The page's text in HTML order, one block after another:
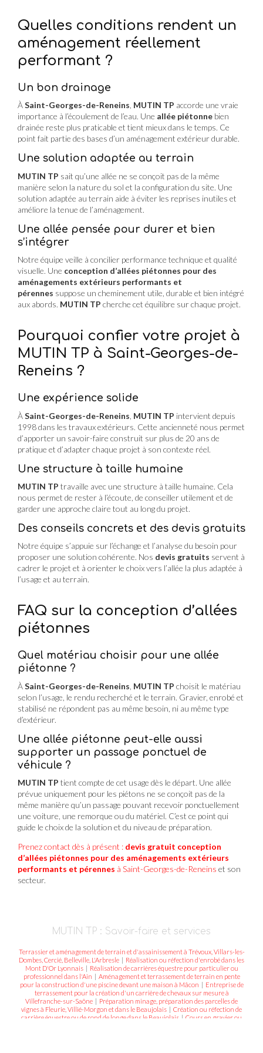
Quelles conditions rendent un
aménagement réellement
performant ?
Un bon drainage
ÀSaint-Georges-de-Reneins, MUTIN TP accorde une vraie
importance à l’écoulement de l’eau. Une allée piétonne bien
drainée reste plus praticable et tient mieux dans le temps. Ce
point fait partie des bases d’un aménagement extérieur durable.
Une solution adaptée au terrain
MUTIN TP sait qu’une allée ne se conçoit pas de la même
manière selon la nature du sol et la configuration du site. Une
solution adaptée au terrain aide à éviter les reprises inutiles et
améliore la tenue de l’aménagement.
Une allée pensée pour durer et bien
s’intégrer
Notre équipe veille à concilier performance technique et qualité
visuelle. Une conception d’allées piétonnes pour des
aménagements extérieurs performants et
pérennes suppose un cheminement utile, durable et bien intégré
aux abords. MUTIN TP cherche cet équilibre sur chaque projet.
Pourquoi confier votre projet à
MUTIN TP à Saint-Georges-de-
Reneins ?
Une expérience solide
ÀSaint-Georges-de-Reneins MUTIN TP intervient depuis
1998 dans les travaux extérieurs. Cette ancienneté nous permet
d’apporter un savoir-faire construit sur plus de 20 ans de
pratique et d’adapter chaque projet à son contexte réel.
Une structure à taille humaine
MUTIN TP travaille avec une structure à taille humaine. Cela
nous permet de rester à l’écoute, de conseiller utilement et de
garder une approche claire tout au long du projet.
Des conseils concrets et des devis gratuits
Notre équipe s’appuie sur l’échange et l’analyse du besoin pour
proposer une solution cohérente. Nos devis gratuits servent à
cadrer le projet et à orienter le choix vers l’allée la plus adaptée à
l’usage et au terrain.
FAQ sur la conception d’allées
piétonnes
Quel matériau choisir pour une allée
piétonne ?
ÀSaint-Georges-de-Reneins MUTIN TP choisit le matériau
selon l’usage, le rendu recherché et le terrain. Gravier, enrobé et
stabilisé ne répondent pas au même besoin, ni au même type
d’extérieur.
Une allée piétonne peut-elle aussi
supporter un passage ponctuel de
véhicule ?
MUTIN TP tient compte de cet usage dès le départ. Une allée
prévue uniquement pour les piétons ne se conçoit pas de la
même manière qu’un passage pouvant recevoir ponctuellement
une voiture, une remorque ou du matériel. C’est ce point qui
guide le choix de la solution et du niveau de préparation.
Prenez contact dès à présent : devis gratuit conception
d’allées piétonnes pour des aménagements extérieurs
performants et pérennes à Saint-Georges-de-Reneins et son
secteur.
MUTIN TP : Savoir-faire et services
Terrassier et aménagement de terrain et d'assainissement à Trévoux, Villars-les-
Dombes, Cercié, Belleville, L'Arbresle
Réalisation ou réfection d'enrobé dans les
Mont D'Or Lyonnais|
Réalisation de carrières équestre pour particulier ou
professionnel dans l'Ain
Aménagement et terrassement de terrain en pente
pour la construction d'une piscine devant une maison à Mâcon
Entreprise de
terrassement pour la création d'un carrière de chevaux sur mesure à
Villefranche-sur-Saône
Préparation minage, préparation des parcelles de
vignes à Fleurie, Villié-Morgon et dans le Beaujolais
Création ou réfection de
carrière équestre ou de rond de longe dans le Beaujolais | Cours en gravier ou